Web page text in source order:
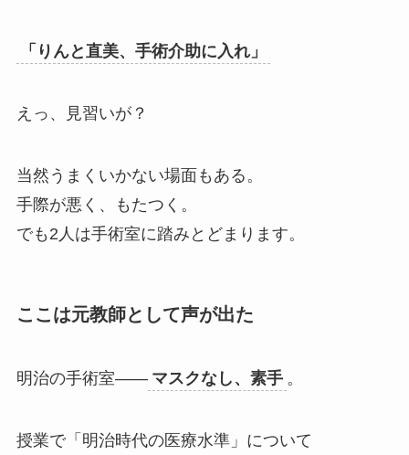
「りんと直美、手術介助に入れ」
えっ、見習いが？
当然うまくいかない場面もある。
手際が悪く、もたつく。
でも2人は手術室に踏みとどまります。
ここは元教師として声が出た
明治の手術室—— マスクなし、素手 。
授業で「明治時代の医療水準」について